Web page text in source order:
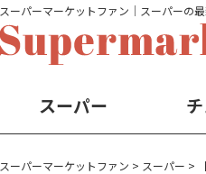
スーパーマーケットファン│スーパーの最
スーパー
スーパーマーケットファン > スーパー >